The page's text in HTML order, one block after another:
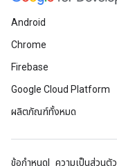
Android
Chrome
Firebase
Google Cloud Platform
ผลิตภัณฑ์ทั้งหมด
ข้อกำหนด ความเป็นส่วนตัว